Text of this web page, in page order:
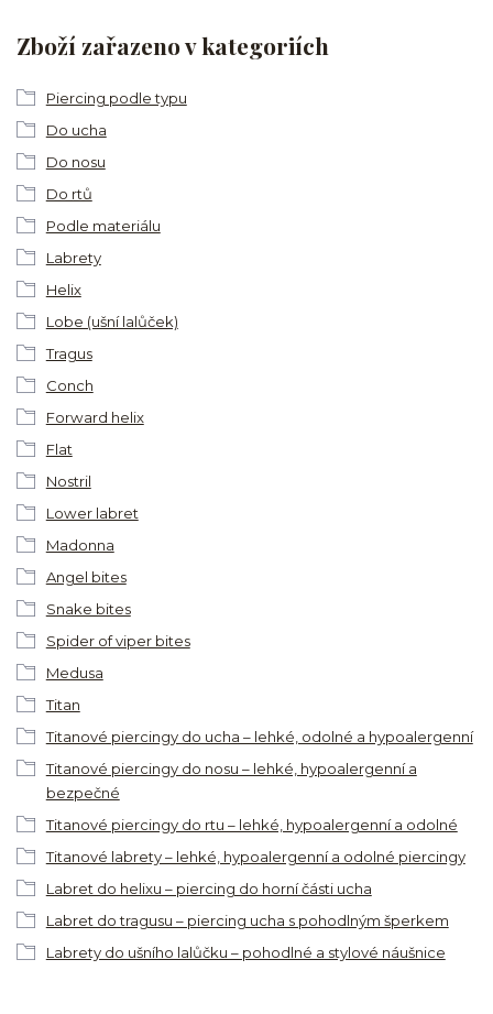
Zboží zařazeno v kategoriích
Piercing podle typu
Do ucha
Do nosu
Do rtů
Podle materiálu
Labrety
Helix
Lobe (ušní lalůček)
Tragus
Conch
Forward helix
Flat
Nostril
Lower labret
Madonna
Angel bites
Snake bites
Spider of viper bites
Medusa
Titan
Titanové piercingy do ucha – lehké, odolné a hypoalergenní
Titanové piercingy do nosu – lehké, hypoalergenní a
bezpečné
Titanové piercingy do rtu – lehké, hypoalergenní a odolné
Titanové labrety – lehké, hypoalergenní a odolné piercingy
Labret do helixu – piercing do horní části ucha
Labret do tragusu – piercing ucha s pohodlným šperkem
Labrety do ušního lalůčku – pohodlné a stylové náušnice